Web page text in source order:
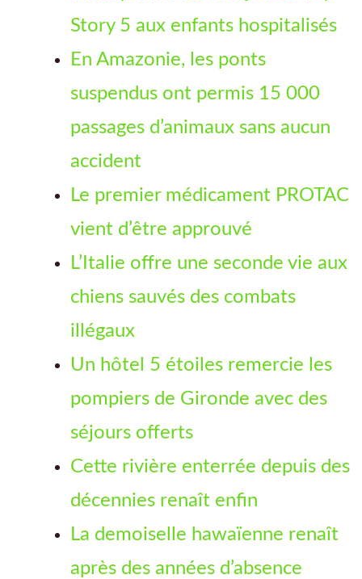
Story 5 aux enfants hospitalisés
En Amazonie, les ponts
suspendus ont permis 15 000
passages d’animaux sans aucun
accident
Le premier médicament PROTAC
vient d’être approuvé
L’Italie offre une seconde vie aux
chiens sauvés des combats
illégaux
Un hôtel 5 étoiles remercie les
pompiers de Gironde avec des
séjours offerts
Cette rivière enterrée depuis des
décennies renaît enfin
La demoiselle hawaïenne renaît
après des années d’absence